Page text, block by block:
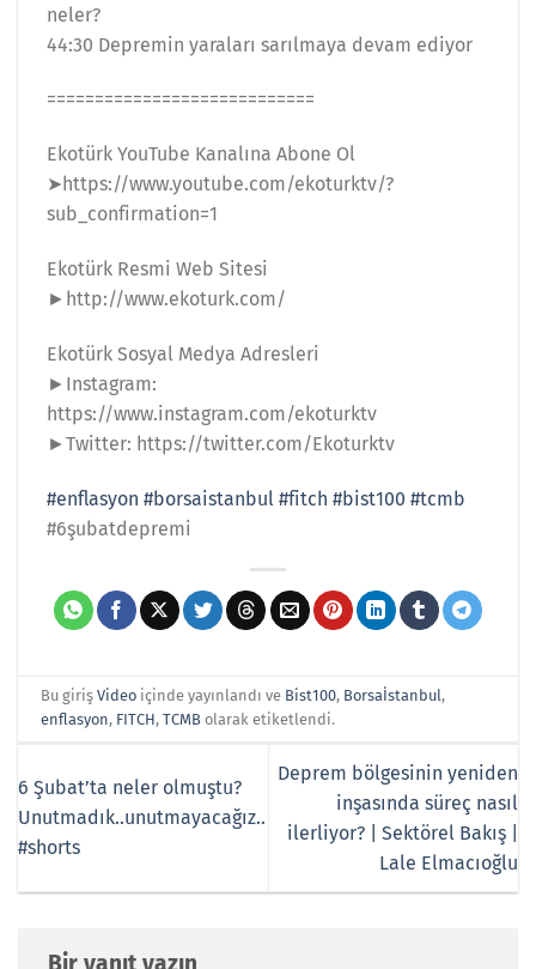
neler?
44:30 Depremin yaraları sarılmaya devam ediyor
============================
Ekotürk YouTube Kanalına Abone Ol
➤https://www.youtube.com/ekoturktv/?
sub_confirmation=1
Ekotürk Resmi Web Sitesi
►http://www.ekoturk.com/
Ekotürk Sosyal Medya Adresleri
►Instagram:
https://www.instagram.com/ekoturktv
►Twitter: https://twitter.com/Ekoturktv
#enflasyon #borsaistanbul #fitch #bist100 #tcmb
#6şubatdepremi
Bu girişVideo içinde yayınlandı ve Bist100, Borsaİstanbul,
enflasyon, FITCH,TCMB olarak etiketlendi.
6 Şubat’ta neler olmuştu?
Unutmadık..unutmayacağız..
#shorts
Deprem bölgesinin yeniden
inşasında süreç nasıl
ilerliyor? | Sektörel Bakış |
Lale Elmacıoğlu